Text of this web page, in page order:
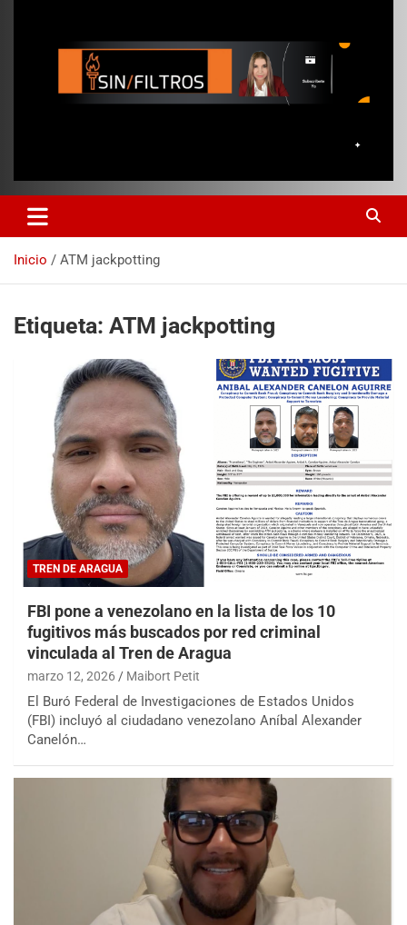
Inicio ATM jackpotting
Etiqueta: ATM jackpotting
TREN DE ARAGUA
FBI pone a venezolano en la lista de los 10
fugitivos más buscados por red criminal
vinculada al Tren de Aragua
marzo 12, 2026 Maibort Petit
El Buró Federal de Investigaciones de Estados Unidos
(FBI) incluyó al ciudadano venezolano Aníbal Alexander
Canelón…